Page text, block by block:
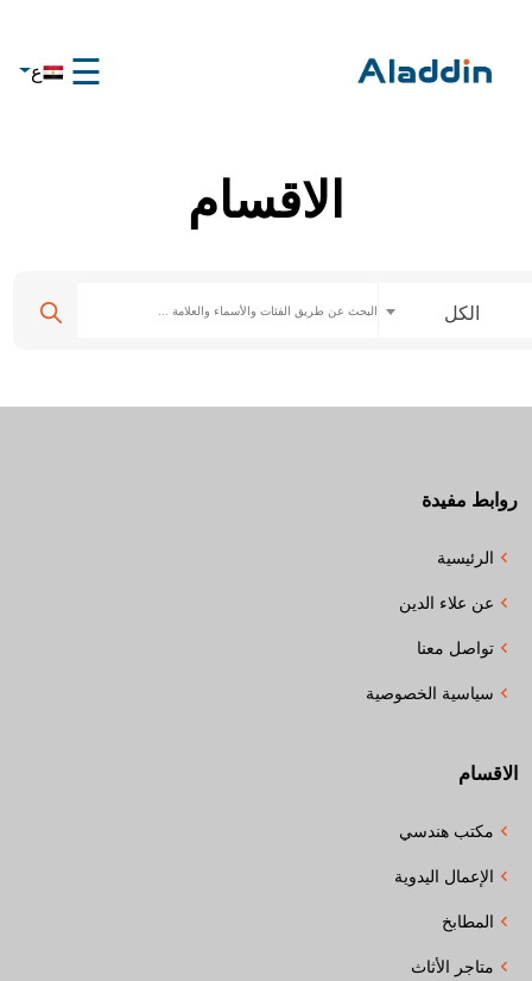
×
الدين
☰ ع
الاقسام
الكل
روابط مفيدة
الرئيسية
عن علاء الدين
تواصل معنا
سياسية الخصوصية
الاقسام
مكتب هندسي
الإعمال اليدوية
المطابخ
متاجر الأثاث